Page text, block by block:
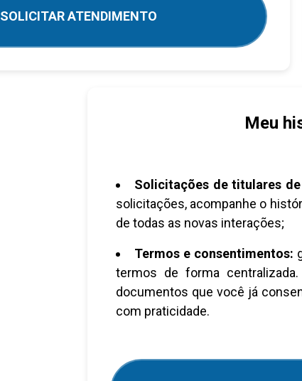
SOLICITAR ATENDIMENTO
Meu
Solicitações de titulares
solicitações, acompanhe o
de todas as novas interações;
Termos e consentimentos:
termos de forma
documentos que você já
com praticidade.